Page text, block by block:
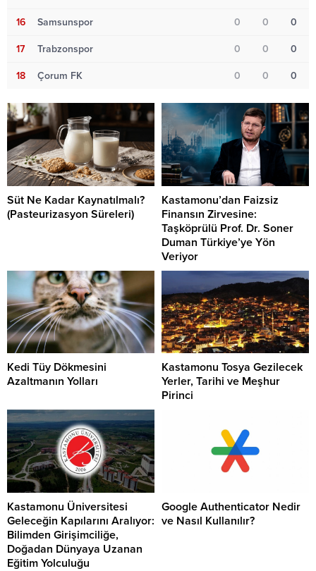
16 Samsunspor 0 0 0
17 Trabzonspor 0 0 0
18 Çorum FK 0 0 0
Süt Ne Kadar Kaynatılmalı?
(Pasteurizasyon Süreleri)
Kastamonu’dan Faizsiz
Finansın Zirvesine:
Taşköprülü Prof. Dr. Soner
Duman Türkiye’ye Yön
Veriyor
Kedi Tüy Dökmesini
Azaltmanın Yolları
Kastamonu Tosya Gezilecek
Yerler, Tarihi ve Meşhur
Pirinci
Kastamonu Üniversitesi
Geleceğin Kapılarını Aralıyor:
Bilimden Girişimciliğe,
Doğadan Dünyaya Uzanan
Eğitim Yolculuğu
Google Authenticator Nedir
ve Nasıl Kullanılır?